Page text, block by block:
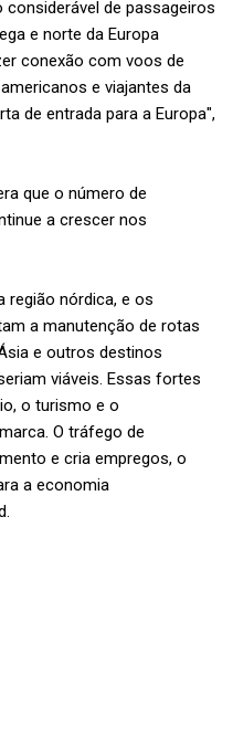
considerável de passageiros
e norte da Europa
conexão com voos de
e viajantes da
de entrada para a Europa",
que o número de
a crescer nos
região nórdica, e os
a manutenção de rotas
e outros destinos
viáveis. Essas fortes
o turismo e o
O tráfego de
e cria empregos, o
a economia